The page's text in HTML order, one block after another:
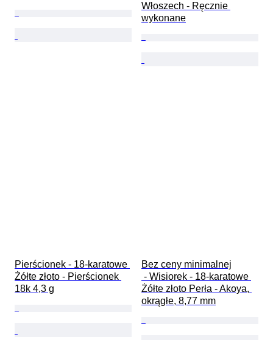
Włoszech - Ręcznie
wykonane
Pierścionek - 18-karatowe
Żółte złoto - Pierścionek
18k 4,3 g
Bez ceny minimalnej
Żółte złoto Perła - Akoya,
okrągłe, 8,77 mm